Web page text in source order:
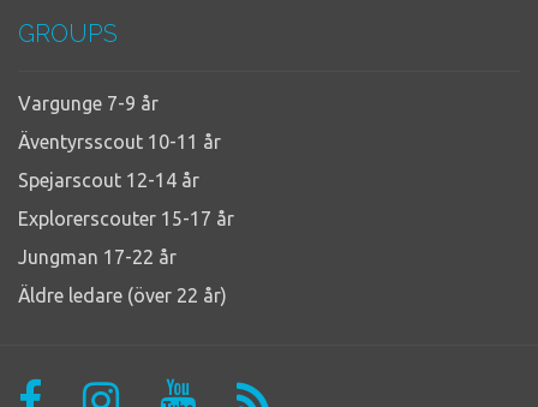
GROUPS
Vargunge 7-9 år
Äventyrsscout 10-11 år
Spejarscout 12-14 år
Explorerscouter 15-17 år
Jungman 17-22 år
Äldre ledare (över 22 år)